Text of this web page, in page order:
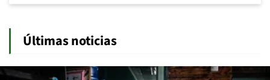
Últimas noticias